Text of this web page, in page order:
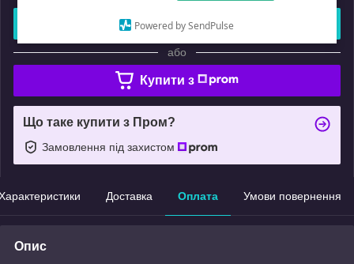
Powered by SendPulse
Купити
або
Купити з
Що таке купити з Пром?
Замовлення під захистом
Доставка Оплата Умови повернення
Опис